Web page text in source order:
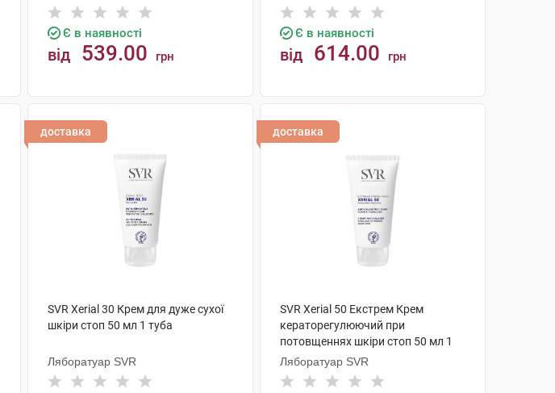
Є в наявності
від 539.00 грн
Є в наявності
від 614.00 грн
доставка
SVR Xerial 30 Крем для дуже сухої
шкіри стоп 50 мл 1 туба
Ляборатуар SVR
доставка
SVR Xerial 50 Екстрем Крем
кераторегулюючий при
потовщеннях шкіри стоп 50 мл 1
туба
Ляборатуар SVR